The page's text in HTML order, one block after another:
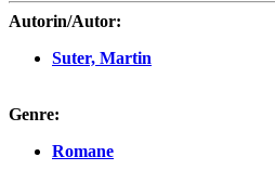
Autorin/Autor:
Suter, Martin
Genre:
Romane